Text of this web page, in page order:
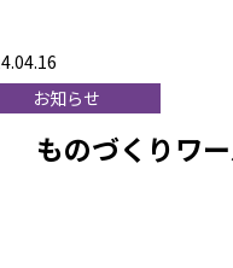
お知らせ
ものづくりワ